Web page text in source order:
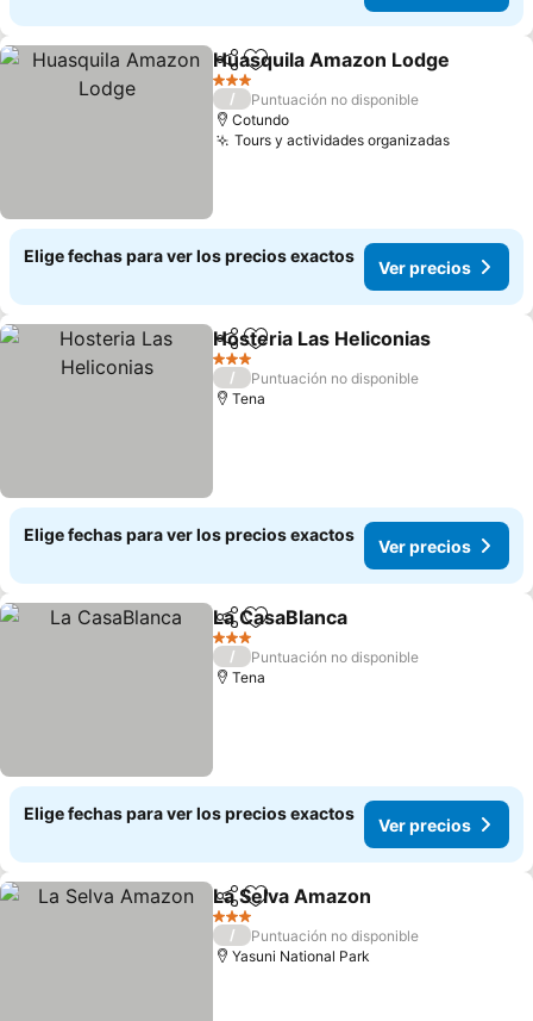
CompartirAgregar a favoritos
Huasquila Amazon Lodge
3 Estrellas
/
Puntuación no disponible
Cotundo
Tours y actividades organizadasVer
Elige fechas para ver los precios exactos
Ver precios
CompartirAgregar a favoritos
Hosteria Las Heliconias
3 Estrellas
/
Puntuación no disponible
Tena
Elige fechas para ver los precios exactos
Ver precios
CompartirAgregar a favoritos
La CasaBlanca
3 Estrellas
/
Puntuación no disponible
Tena
Elige fechas para ver los precios exactos
Ver precios
CompartirAgregar a favoritos
La Selva Amazon
3 Estrellas
/
Puntuación no disponible
Yasuni National Park